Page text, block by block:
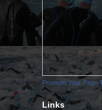
Promote Your Page
Links